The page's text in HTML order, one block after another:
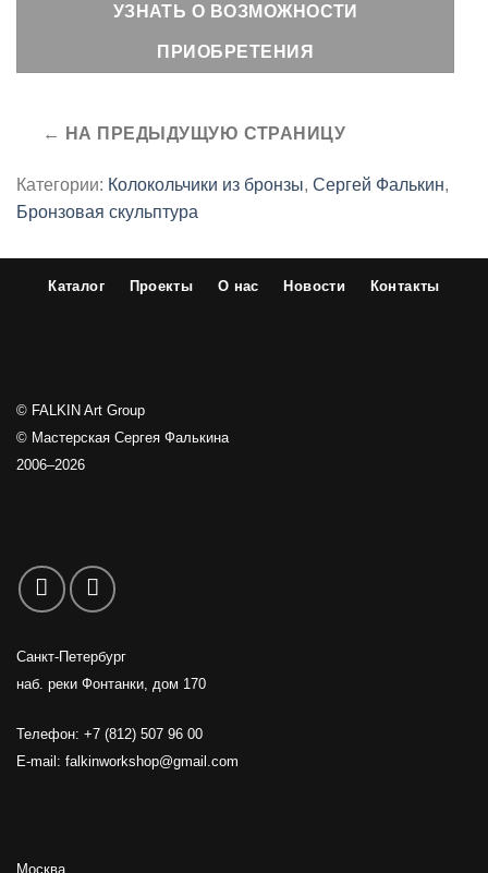
УЗНАТЬ О ВОЗМОЖНОСТИ
ПРИОБРЕТЕНИЯ
Категории: Колокольчики из бронзы, Сергей Фалькин,
Бронзовая скульптура
Каталог Проекты О нас Новости Контакты
© FALKIN Art Group
© Мастерская Сергея Фалькина
2006–2026
Санкт-Петербург
наб. реки Фонтанки, дом 170
Телефон: +7 (812) 507 96 00
E-mail: falkinworkshop@gmail.com
Москва